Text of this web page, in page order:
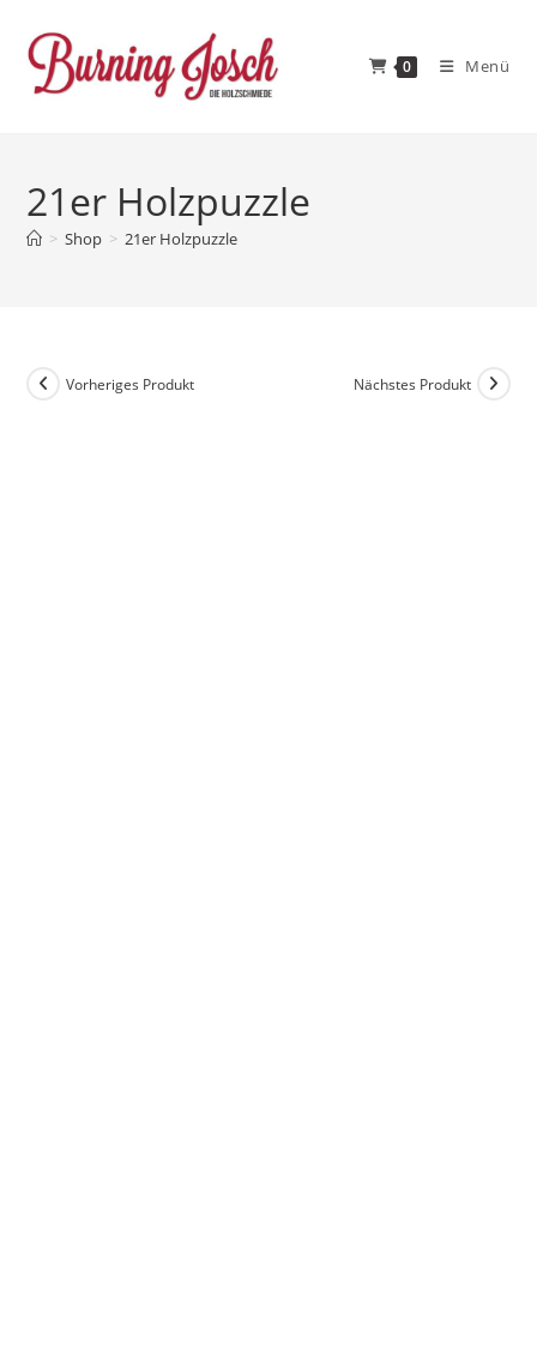
Inhalt
springen
0 Menü
21er Holzpuzzle
> Shop > 21er Holzpuzzle
Vorheriges Produkt Nächstes Produkt